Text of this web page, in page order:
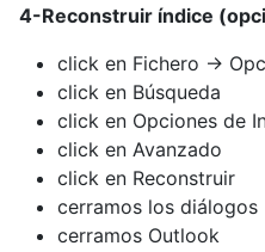
4-Reconstruir índice
click en Fichero ->
click en Búsqueda
click en Opciones de
click en Avanzado
click en Reconstruir
cerramos los diálogos
cerramos Outlook